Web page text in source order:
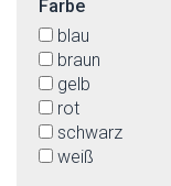
Farbe
blau
braun
gelb
rot
schwarz
weiß